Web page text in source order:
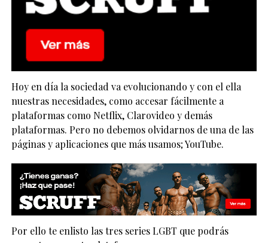
Hoy en día la sociedad va evolucionando y con el ella
nuestras necesidades, como accesar fácilmente a
plataformas como Netflix, Clarovideo y demás
plataformas. Pero no debemos olvidarnos de una de las
páginas y aplicaciones que más usamos; YouTube.
Por ello te enlisto las tres series LGBT que podrás